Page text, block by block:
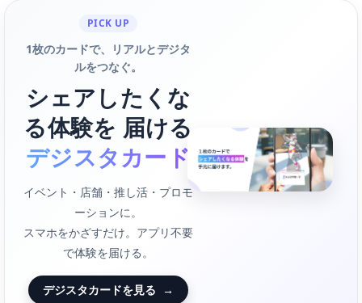
PICK UP
1枚のカードで、リアルとデジタ
ルをつなぐ。
シェアしたくな
る体験を 届ける
デジスタカード
イベント・店舗・推し活・プロモ
ーションに。
スマホをかざすだけ。アプリ不要
で体験を届ける。
デジスタカードを見る →